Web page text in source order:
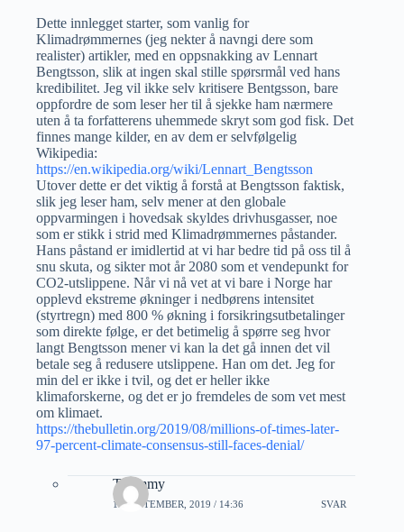
Dette innlegget starter, som vanlig for
Klimadrømmernes (jeg nekter å navngi dere som
realister) artikler, med en oppsnakking av Lennart
Bengtsson, slik at ingen skal stille spørsrmål ved hans
kredibilitet. Jeg vil ikke selv kritisere Bentgsson, bare
oppfordre de som leser her til å sjekke ham nærmere
uten å ta forfatterens uhemmede skryt som god fisk. Det
finnes mange kilder, en av dem er selvfølgelig
Wikipedia:
https://en.wikipedia.org/wiki/Lennart_Bengtsson
Utover dette er det viktig å forstå at Bengtsson faktisk,
slik jeg leser ham, selv mener at den globale
oppvarmingen i hovedsak skyldes drivhusgasser, noe
som er stikk i strid med Klimadrømmernes påstander.
Hans påstand er imidlertid at vi har bedre tid på oss til å
snu skuta, og sikter mot år 2080 som et vendepunkt for
CO2-utslippene. Når vi nå vet at vi bare i Norge har
opplevd ekstreme økninger i nedbørens intensitet
(styrtregn) med 800 % økning i forsikringsutbetalinger
som direkte følge, er det betimelig å spørre seg hvor
langt Bengtsson mener vi kan la det gå innen det vil
betale seg å redusere utslippene. Han om det. Jeg for
min del er ikke i tvil, og det er heller ikke
klimaforskerne, og det er jo fremdeles de som vet mest
om klimaet.
https://thebulletin.org/2019/08/millions-of-times-later-
97-percent-climate-consensus-still-faces-denial/
Thommy
15 SEPTEMBER, 2019 / 14:36 SVAR